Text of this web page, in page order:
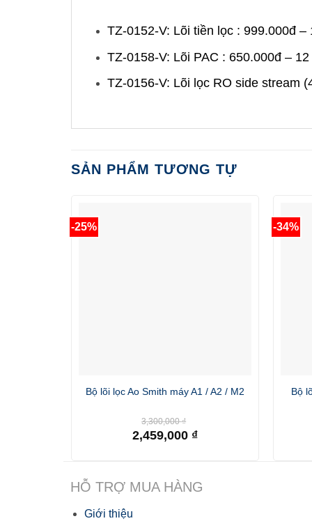
TZ-0152-V: Lõi tiền lọc : 999.000đ –
TZ-0158-V: Lõi PAC : 650.000đ –
TZ-0156-V: Lõi lọc RO side stream
SẢN PHẨM TƯƠNG TỰ
-25%
Bộ lõi lọc Ao Smith máy A1 / A2 / M2
3,300,000₫
gốc
là:
2,459,000 ₫
2,459,000 ₫.
-34%
Bộ
HỖ TRỢ MUA HÀNG
Giới thiệu